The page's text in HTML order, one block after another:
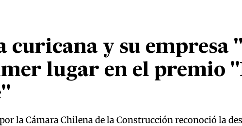
curicana y su empresa
lugar en el premio
la Cámara Chilena de la Construcción reconoció la